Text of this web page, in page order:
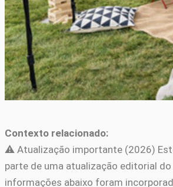
Contexto relacionado:
⚠️ Atualização importante (2026)
parte de uma atualização editorial do
informações abaixo foram